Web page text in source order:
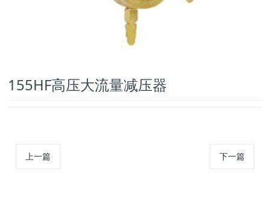
155HF高压大流量减压器
上一篇 下一篇